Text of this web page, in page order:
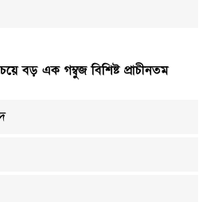
বড় এক গম্বুজ বিশিষ্ট প্রাচীনতম